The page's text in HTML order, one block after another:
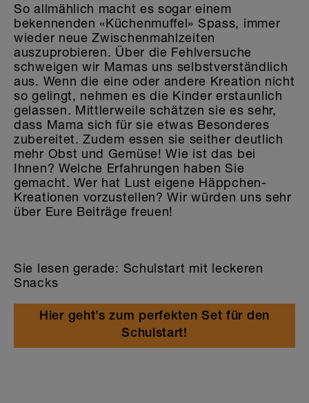
So allmählich macht es sogar einem
bekennenden «Küchenmuffel» Spass, immer
wieder neue Zwischenmahlzeiten
auszuprobieren. Über die Fehlversuche
schweigen wir Mamas uns selbstverständlich
aus. Wenn die eine oder andere Kreation nicht
so gelingt, nehmen es die Kinder erstaunlich
gelassen. Mittlerweile schätzen sie es sehr,
dass Mama sich für sie etwas Besonderes
zubereitet. Zudem essen sie seither deutlich
mehr Obst und Gemüse! Wie ist das bei
Ihnen? Welche Erfahrungen haben Sie
gemacht. Wer hat Lust eigene Häppchen-
Kreationen vorzustellen? Wir würden uns sehr
über Eure Beiträge freuen!
Sie lesen gerade: Schulstart mit leckeren
Snacks
Hier geht’s zum perfekten Set für den
Schulstart!